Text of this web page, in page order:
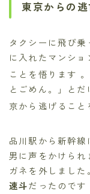
東京からの
タクシーに飛び
に入れたマンシ
ことを悟ります
とごめん。」と
京から逃げること
品川駅から新幹
男に声をかけられ
ガネを外しまし
速斗だったのです